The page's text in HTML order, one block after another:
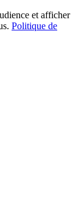
et afficher
Politique de